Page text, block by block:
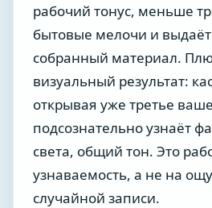
рабочий тонус, меньше
бытовые мелочи и
собранный материал.
визуальный результат:
открывая уже третье
подсознательно узнаёт
света, общий тон. Это
узнаваемость, а не на
случайной записи.